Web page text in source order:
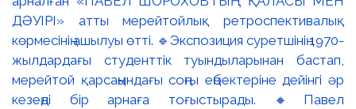
ДӘУІРІ» атты мерейтойлық ретроспективалық
көрмесінің ашылуы өтті. 🔹Экспозиция суретшінің 1970-
жылдардағы студенттік туындыларынан бастап,
мерейтой қарсаңындағы соңғы еңбектеріне дейінгі әр
кезеңді бір арнаға тоғыстырады. 🔸Павел